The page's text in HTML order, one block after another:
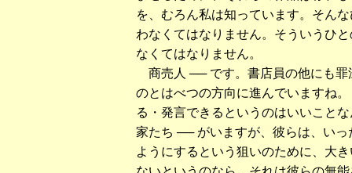
を、むろん私は知っています。そん
わなくてはなりません。そういうひ
なくてはなりません。
商売人 ── です。書店員の他にも罪
のとはべつの方向に進んでいますね
る・発言できるというのはいいこと
家たち ── がいますが、彼らは、い
ようにするという狙いのために、大